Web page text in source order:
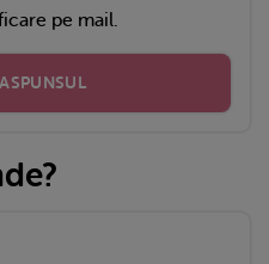
pe mail.